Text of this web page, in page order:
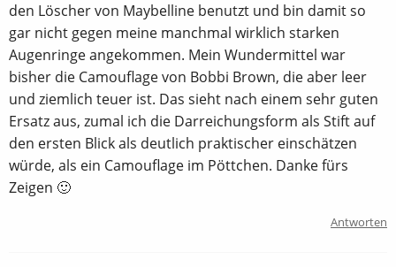
den Löscher von Maybelline benutzt und bin damit so
gar nicht gegen meine manchmal wirklich starken
Augenringe angekommen. Mein Wundermittel war
bisher die Camouflage von Bobbi Brown, die aber leer
und ziemlich teuer ist. Das sieht nach einem sehr guten
Ersatz aus, zumal ich die Darreichungsform als Stift auf
den ersten Blick als deutlich praktischer einschätzen
würde, als ein Camouflage im Pöttchen. Danke fürs
Zeigen 🙂
Antworten